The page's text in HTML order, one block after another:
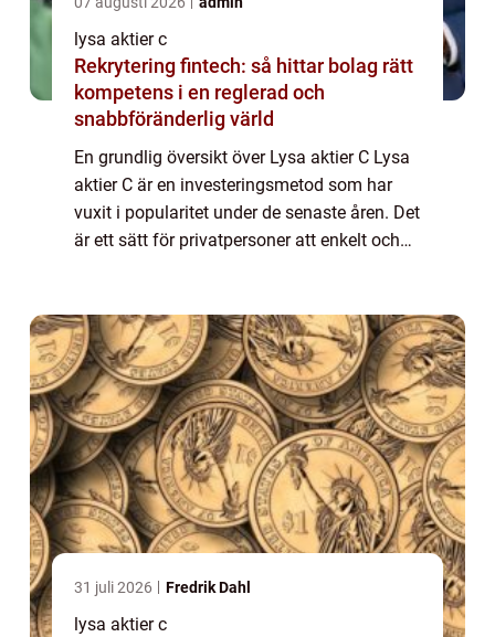
lysa aktier c
Rekrytering fintech: så hittar bolag rätt
kompetens i en reglerad och
snabbföränderlig värld
En grundlig översikt över Lysa aktier C Lysa
aktier C är en investeringsmetod som har
vuxit i popularitet under de senaste åren. Det
är ett sätt för privatpersoner att enkelt och
31 juli 2026 Fredrik Dahl
lysa aktier c